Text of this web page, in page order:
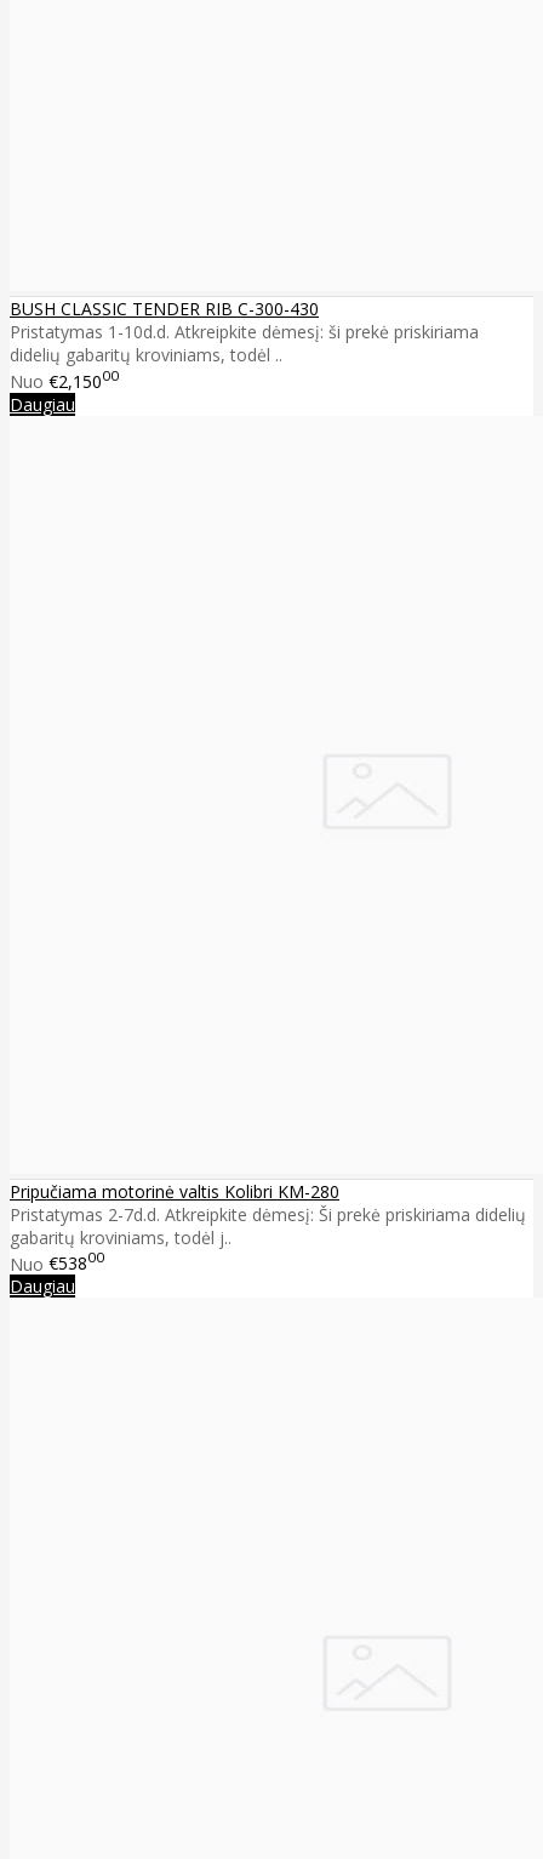
BUSH CLASSIC TENDER RIB C-300-430
Pristatymas 1-10d.d. Atkreipkite dėmesį: ši prekė priskiriama
didelių gabaritų kroviniams, todėl ..
Nuo €2,15000
Daugiau
Pripučiama motorinė valtis Kolibri KM-280
Pristatymas 2-7d.d. Atkreipkite dėmesį: Ši prekė priskiriama didelių
gabaritų kroviniams, todėl j..
Nuo €53800
Daugiau